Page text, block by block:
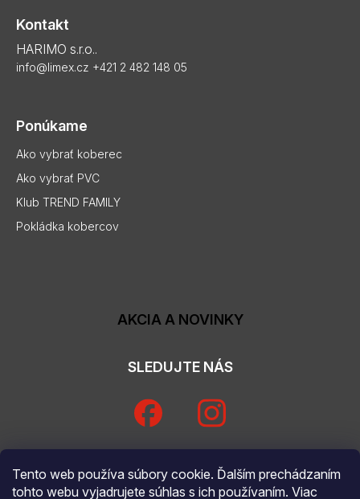
Tento web používa súbory cookie. Ďalším prechádzaním
tohto webu vyjadrujete súhlas s ich používaním. Viac
Kontakt
HARIMO s.r.o..
info@limex.cz +421 2 482 148 05
Ponúkame
Ako vybrať koberec
Ako vybrať PVC
Klub TREND FAMILY
Pokládka kobercov
AKCIA A NOVINKY
SLEDUJTE NÁS